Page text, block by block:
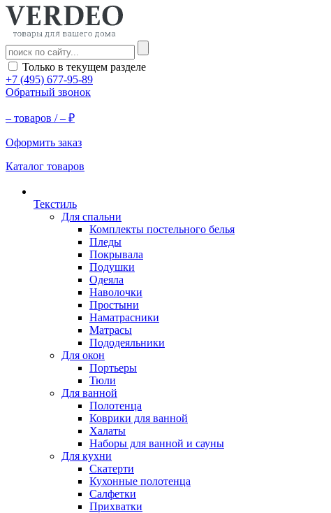
Только в текущем разделе
+7 (495) 677-95-89
Обратный звонок
– товаров /– ₽
Оформить заказ
Каталог товаров
Текстиль
Для спальни
Комплекты постельного белья
Пледы
Покрывала
Подушки
Одеяла
Наволочки
Простыни
Наматрасники
Матрасы
Пододеяльники
Для окон
Портьеры
Тюли
Для ванной
Полотенца
Коврики для ванной
Халаты
Наборы для ванной и сауны
Для кухни
Скатерти
Кухонные полотенца
Салфетки
Прихватки